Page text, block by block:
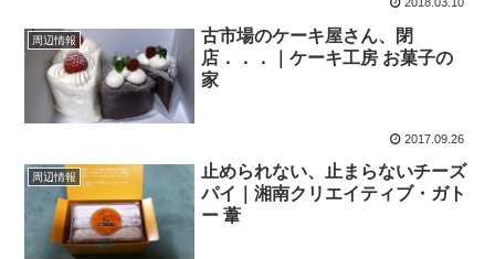
周辺情報
古市場のケーキ屋さん、閉
店．．．｜ケーキ工房 お菓子の
家
2017.09.26
周辺情報
止められない、止まらないチーズ
パイ｜湘南クリエイティブ・ガト
ー 葦